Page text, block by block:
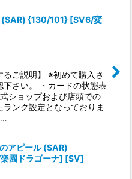
(SAR) {130/101} [SV6/変
るご説明】 ※初めて購入さ
下さい。 ・カードの状態表
ショップおよび店頭での
ンク設定となっておりま
…
アピール (SAR)
園ドラゴーナ] [SV]